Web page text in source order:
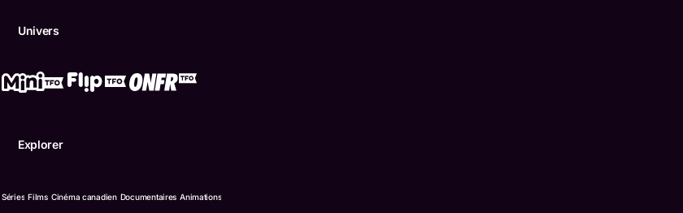
Univers
Explorer
Séries Films Cinéma canadien Documentaires Animations
Conditions d'utilisation
© Office des télécommunications éducatives de langue française de l’Ontario (TFO) - 2026